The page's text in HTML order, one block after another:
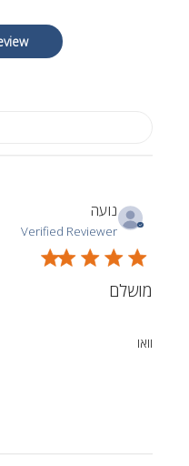
נועה
Verified Reviewer
מושלם
וואו